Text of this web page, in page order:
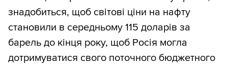
знадобиться, щоб світові ціни на нафту
становили в середньому 115 доларів за
барель до кінця року, щоб Росія могла
дотримуватися свого поточного бюджетного